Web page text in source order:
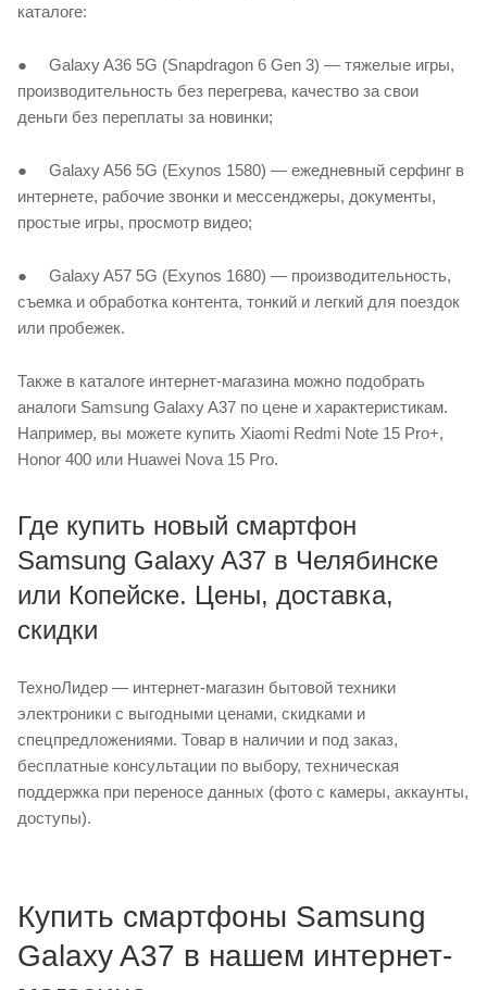
каталоге:
● Galaxy A36 5G (Snapdragon 6 Gen 3) — тяжелые игры,
производительность без перегрева, качество за свои
деньги без переплаты за новинки;
● Galaxy A56 5G (Exynos 1580) — ежедневный серфинг в
интернете, рабочие звонки и мессенджеры, документы,
простые игры, просмотр видео;
● Galaxy A57 5G (Exynos 1680) — производительность,
съемка и обработка контента, тонкий и легкий для поездок
или пробежек.
Также в каталоге интернет-магазина можно подобрать
аналоги Samsung Galaxy A37 по цене и характеристикам.
Например, вы можете купить Xiaomi Redmi Note 15 Pro+,
Honor 400 или Huawei Nova 15 Pro.
Где купить новый смартфон
Samsung Galaxy A37 в Челябинске
или Копейске. Цены, доставка,
скидки
ТехноЛидер — интернет-магазин бытовой техники
электроники с выгодными ценами, скидками и
спецпредложениями. Товар в наличии и под заказ,
бесплатные консультации по выбору, техническая
поддержка при переносе данных (фото с камеры, аккаунты,
доступы).
Купить смартфоны Samsung
Galaxy A37 в нашем интернет-